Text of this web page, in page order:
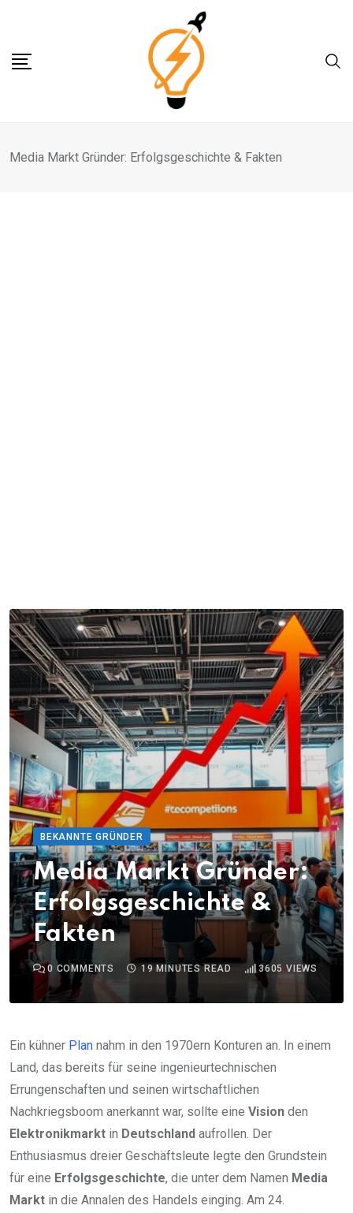
content
Media Markt Gründer: Erfolgsgeschichte & Fakten
BEKANNTE GRÜNDER
Media Markt Gründer:
Erfolgsgeschichte &
Fakten
0 COMMENTS 19 MINUTES READ 3605 VIEWS
Ein kühner Plan nahm in den 1970ern Konturen an. In einem
Land, das bereits für seine ingenieurtechnischen
Errungenschaften und seinen wirtschaftlichen
Nachkriegsboom anerkannt war, sollte eine Vision den
Elektronikmarkt in Deutschland aufrollen. Der
Enthusiasmus dreier Geschäftsleute legte den Grundstein
für eine Erfolgsgeschichte, die unter dem Namen Media
Markt in die Annalen des Handels einging. Am 24.